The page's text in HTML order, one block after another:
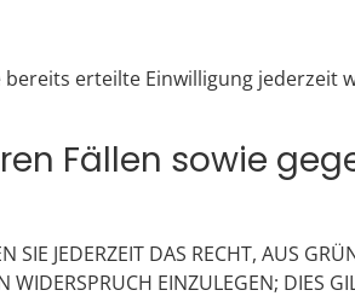
erteilte Einwilligung jederzeit
Fällen sowie
JEDERZEIT DAS RECHT, AUS
WIDERSPRUCH EINZULEGEN; DIES